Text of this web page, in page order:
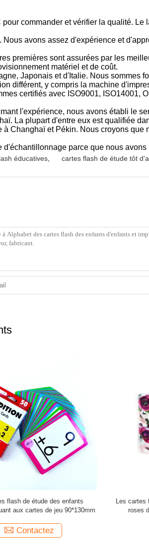
commander et vérifier la qualité.
avons assez d'expérience et
premières sont assurées par les
matériel et de coût.
Japonais et d'Italie. Nous sommes
différent, y compris la machine
certifiés avec ISO9001, ISO14001,
l'expérience, nous avons établi le
La plupart d'entre eux est qualifiée
Changhaï et Pékin. Nous croyons
parce que nous
éducatives cartes flash de étude tôt
éducatives de jeux de Tableau
l'aluminium de papier jouant
Contactez
Enfants
services